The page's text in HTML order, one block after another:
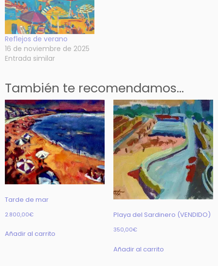
Reflejos de verano
16 de noviembre de 2025
Entrada similar
También te recomendamos…
Tarde de mar
2.800,00€
Añadir al carrito
Playa del Sardinero (VENDIDO)
350,00€
Añadir al carrito